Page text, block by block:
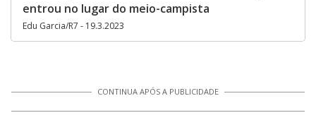
entrou no lugar do meio-campista
Edu Garcia/R7 - 19.3.2023
CONTINUA APÓS A PUBLICIDADE